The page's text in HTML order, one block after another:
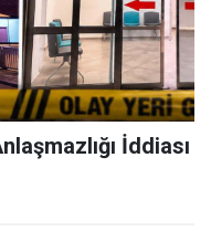
İddiası